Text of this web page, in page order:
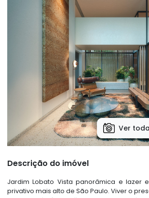
Ver
Descrição do imóvel
Jardim Lobato Vista panorâmica e lazer
privativo mais alto de São Paulo. Viver o